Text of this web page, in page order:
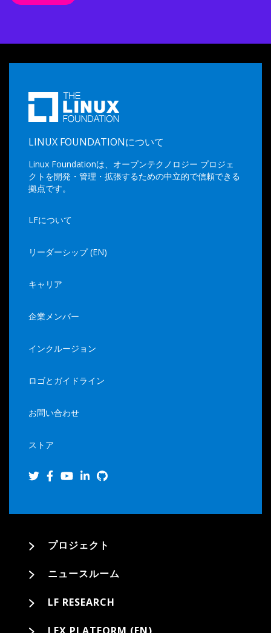
LINUX FOUNDATIONについて
Linux Foundationは、オープンテクノロジー プロジェ
クトを開発・管理・拡張するための中立的で信頼できる
拠点です。
LFについて
リーダーシップ (EN)
キャリア
企業メンバー
インクルージョン
ロゴとガイドライン
お問い合わせ
ストア
プロジェクト
ニュースルーム
LF RESEARCH